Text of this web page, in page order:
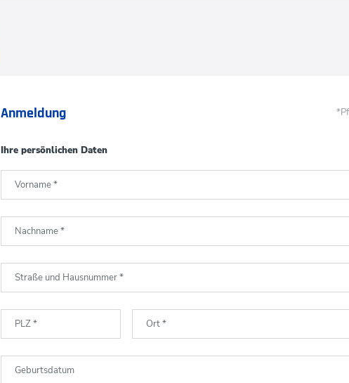
Anmeldung
Ihre persönlichen Daten
Vorname*
Nachname*
Straße und Hausnummer*
PLZ* Ort*
Geburtsdatum